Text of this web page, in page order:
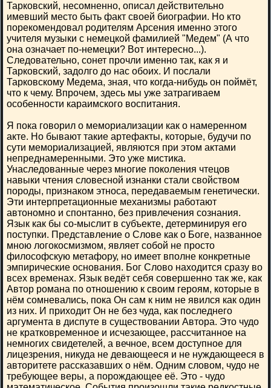
Тарковский, несомненно, описал действительно
имевший место быть факт своей биографии. Но кто
порекомендовал родителям Арсения именно этого
учителя музыки с немецкой фамилией "Медем" (А что
она означает по-немецки? Вот интересно...).
Следовательно, сонет прочли именно так, как я и
Тарковский, задолго до нас обоих. И послали
Тарковскому Медема, зная, что когда-нибудь он поймёт,
что к чему. Впрочем, здесь мы уже затрагиваем
особенности караимского воспитания.
Я пока говорил о мемориализации как о намеренном
акте. Но бывают такие артефакты, которые, будучи по
сути мемориализацией, являются при этом актами
непреднамеренными. Это уже мистика.
Унаследованные через многие поколения чтецов
навыки чтения словесной изнанки стали свойством
породы, признаком этноса, передаваемым генетически.
Эти интерпретационные механизмы работают
автономно и спонтанно, без привлечения сознания.
Язык как бы со-мыслит в субъекте, детерминируя его
поступки. Представление о Слове как о Боге, названное
мною логокосмизмом, являет собой не просто
философскую метафору, но имеет вполне конкретные
эмпирические основания. Бог Слово находится сразу во
всех временах. Язык ведёт себя совершенно так же, как
Автор романа по отношению к своим героям, которые в
нём сомневались, пока Он сам к ним не явился как один
из них. И приходит Он не без чуда, как последнего
аргумента в диспуте в существовании Автора. Это чудо
не кратковременное и исчезающее, рассчитанное на
немногих свидетелей, а вечное, всем доступное для
лицезрения, никуда не девающееся и не нуждающееся в
авторитете рассказавших о нём. Одним словом, чудо не
требующее веры, а порождающее её. Это - чудо